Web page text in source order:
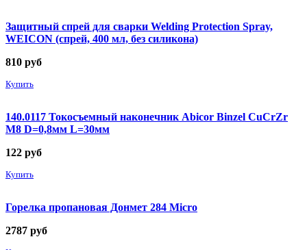
Защитный спрей для сварки Welding Protection Spray,
WEICON (спрей, 400 мл, без силикона)
810 руб
Купить
140.0117 Токосъемный наконечник Abicor Binzel CuCrZr
М8 D=0,8мм L=30мм
122 руб
Купить
Горелка пропановая Донмет 284 Micro
2787 руб